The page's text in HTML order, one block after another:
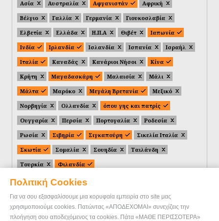
Πολιτική Cookies
Για να σου εξασφαλίσουμε μια κορυφαία εμπειρία στο site μας
χρησιμοποιούμε cookies. Πατώντας «ΑΠΟΔΕΧΟΜΑΙ» συνεχίζεις την
πλοήγηση σου αποδεχόμενος τα cookies. Πάτα «ΜΑΘΕ ΠΕΡΙΣΣΟΤΕΡΑ»
Ασία
Αυστραλία Αφγανιστάν
Αφρική
Βέλγιο
Γαλλία Γερμανία
Γιουκοσλαβία
Ελβετία
Ελλάδα Η.Π.Α Θιβέτ
Ιαπωνία
Ινδία
Ιρλανδία Ισλανδία Ισπανία
Ισραήλ
Ιταλία
Καναδάς Κανάριοι Νήσοι
Κίνα
Κρήτη
Μαγαδασκάρη Μαλαισία
Μάλι
Μάλτα
Μαρόκο Μεγάλη Βρετανία
Μεξικό
Νορβηγία
Ολλανδία
όπου γης και πατρίς
Ουγγαρία
Περσία Πορτογαλία
Ροδεσία
Ρωσία
Σιβηρία Σιγκαπούρη
Σικελία Ιταλία
Σκωτία
Σομαλία Σουηδία
Ταιλάνδη
Τουρκία
Φιλανδία